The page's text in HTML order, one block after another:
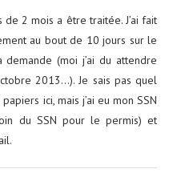
2 mois a être traitée. J’ai fait
au bout de 10 jours sur le
(moi j’ai du attendre
2013…). Je sais pas quel
ici, mais j’ai eu mon SSN
du SSN pour le permis) et